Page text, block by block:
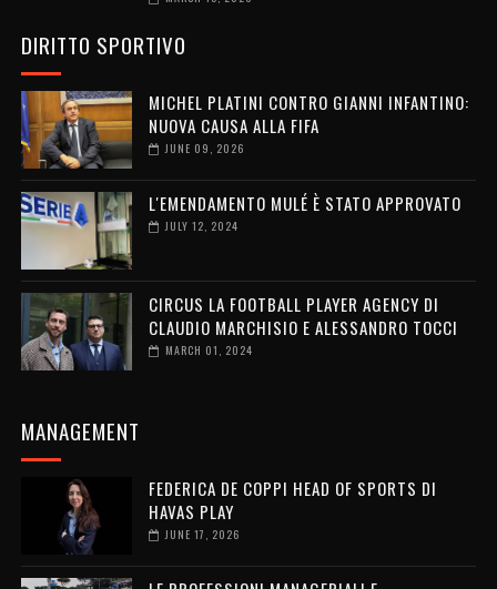
DIRITTO SPORTIVO
MICHEL PLATINI CONTRO GIANNI INFANTINO:
NUOVA CAUSA ALLA FIFA
JUNE 09, 2026
L'EMENDAMENTO MULÉ È STATO APPROVATO
JULY 12, 2024
CIRCUS LA FOOTBALL PLAYER AGENCY DI
CLAUDIO MARCHISIO E ALESSANDRO TOCCI
MARCH 01, 2024
MANAGEMENT
FEDERICA DE COPPI HEAD OF SPORTS DI
HAVAS PLAY
JUNE 17, 2026